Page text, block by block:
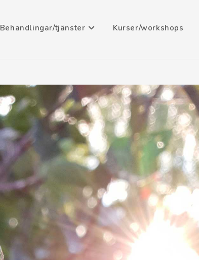
Behandlingar/tjänster Kurser/workshops